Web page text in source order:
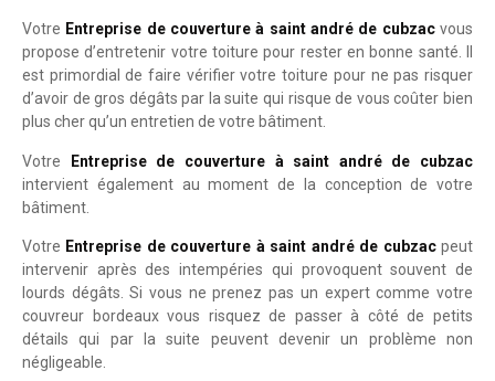
Votre Entreprise de couverture à saint andré de cubzacvous
propose d’entretenir votre toiture pour rester en bonne santé. Il
est primordial de faire vérifier votre toiture pour ne pas risquer
d’avoir de gros dégâts par la suite qui risque de vous coûter bien
plus cher qu’un entretien de votre bâtiment.
Votre
Entreprise de couverture à saint andré de cubzac
intervient également au moment de la conception de votre
bâtiment.
Votre Entreprise de couverture à saint andré de cubzacpeut
intervenir après des intempéries qui provoquent souvent de
lourds dégâts. Si vous ne prenez pas un expert comme votre
couvreur bordeaux vous risquez de passer à côté de petits
détails qui par la suite peuvent devenir un problème non
négligeable.